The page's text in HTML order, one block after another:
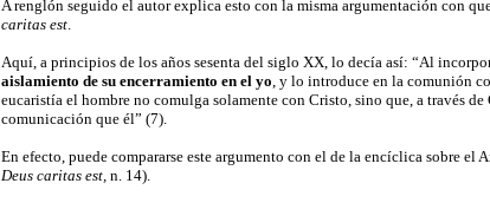
A renglón seguido el autor explica esto con la misma argumentación con
caritas est.
Aquí, a principios de los años sesenta del siglo XX, lo decía así: “Al
aislamiento de su encerramiento en el yo, y lo introduce en la comunión
eucaristía el hombre no comulga solamente con Cristo, sino que, a través
comunicación que él” (7).
En efecto, puede compararse este argumento con el de la encíclica sobre el
Deus caritas est,n. 14).